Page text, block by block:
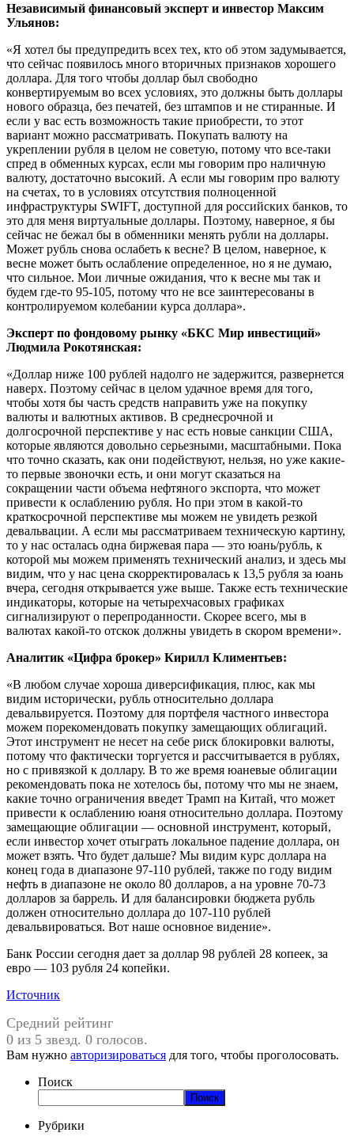
Независимый финансовый эксперт и инвестор Максим
Ульянов:
«Я хотел бы предупредить всех тех, кто об этом задумывается,
что сейчас появилось много вторичных признаков хорошего
доллара. Для того чтобы доллар был свободно
конвертируемым во всех условиях, это должны быть доллары
нового образца, без печатей, без штампов и не стиранные. И
если у вас есть возможность такие приобрести, то этот
вариант можно рассматривать. Покупать валюту на
укреплении рубля в целом не советую, потому что все-таки
спред в обменных курсах, если мы говорим про наличную
валюту, достаточно высокий. А если мы говорим про валюту
на счетах, то в условиях отсутствия полноценной
инфраструктуры SWIFT, доступной для российских банков, то
это для меня виртуальные доллары. Поэтому, наверное, я бы
сейчас не бежал бы в обменники менять рубли на доллары.
Может рубль снова ослабеть к весне? В целом, наверное, к
весне может быть ослабление определенное, но я не думаю,
что сильное. Мои личные ожидания, что к весне мы так и
будем где-то 95-105, потому что не все заинтересованы в
контролируемом колебании курса доллара».
Эксперт по фондовому рынку «БКС Мир инвестиций»
Людмила Рокотянская:
«Доллар ниже 100 рублей надолго не задержится, развернется
наверх. Поэтому сейчас в целом удачное время для того,
чтобы хотя бы часть средств направить уже на покупку
валюты и валютных активов. В среднесрочной и
долгосрочной перспективе у нас есть новые санкции США,
которые являются довольно серьезными, масштабными. Пока
что точно сказать, как они подействуют, нельзя, но уже какие-
то первые звоночки есть, и они могут сказаться на
сокращении части объема нефтяного экспорта, что может
привести к ослаблению рубля. Но при этом в какой-то
краткосрочной перспективе мы можем не увидеть резкой
девальвации. А если мы рассматриваем техническую картину,
то у нас осталась одна биржевая пара — это юань/рубль, к
которой мы можем применять технический анализ, и здесь мы
видим, что у нас цена скорректировалась к 13,5 рубля за юань
вчера, сегодня открывается уже выше. Также есть технические
индикаторы, которые на четырехчасовых графиках
сигнализируют о перепроданности. Скорее всего, мы в
валютах какой-то отскок должны увидеть в скором времени».
Аналитик «Цифра брокер» Кирилл Климентьев:
«В любом случае хороша диверсификация, плюс, как мы
видим исторически, рубль относительно доллара
девальвируется. Поэтому для портфеля частного инвестора
можем порекомендовать покупку замещающих облигаций.
Этот инструмент не несет на себе риск блокировки валюты,
потому что фактически торгуется и рассчитывается в рублях,
но с привязкой к доллару. В то же время юаневые облигации
рекомендовать пока не хотелось бы, потому что мы не знаем,
какие точно ограничения введет Трамп на Китай, что может
привести к ослаблению юаня относительно доллара. Поэтому
замещающие облигации — основной инструмент, который,
если инвестор хочет отыграть локальное падение доллара, он
может взять. Что будет дальше? Мы видим курс доллара на
конец года в диапазоне 97-110 рублей, также по году видим
нефть в диапазоне не около 80 долларов, а на уровне 70-73
долларов за баррель. И для балансировки бюджета рубль
должен относительно доллара до 107-110 рублей
девальвироваться. Вот наше основное видение».
Банк России сегодня дает за доллар 98 рублей 28 копеек, за
евро — 103 рубля 24 копейки.
Источник
Средний рейтинг
0 из 5 звезд. 0 голосов.
Вам нужно авторизироваться для того, чтобы проголосовать.
Поиск
Поиск
Рубрики